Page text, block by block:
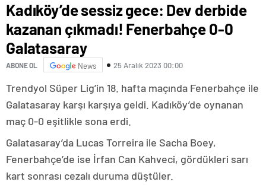
Kadıköy’de sessiz gece: Dev derbide
kazanan çıkmadı! Fenerbahçe 0-0
Galatasaray
ABONE OL News 25 Aralık 2023 00:00
Trendyol Süper Lig’in 18. hafta maçında Fenerbahçe ile
Galatasaray karşı karşıya geldi. Kadıköy’de oynanan
maç 0-0 eşitlikle sona erdi.
Galatasaray’da Lucas Torreira ile Sacha Boey,
Fenerbahçe’de ise İrfan Can Kahveci, gördükleri sarı
kart sonrası cezalı duruma düştüler.